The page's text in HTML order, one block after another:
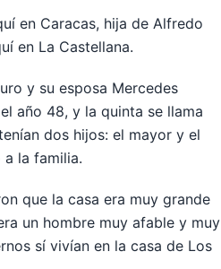
en Caracas, hija de Alfredo
en La Castellana.
y su esposa Mercedes
año 48, y la quinta se llama
dos hijos: el mayor y el
a la familia.
que la casa era muy grande
un hombre muy afable y muy
sí vivían en la casa de Los